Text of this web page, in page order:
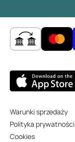
Warunki sprzedaży
Polityka prywatności
Cookies